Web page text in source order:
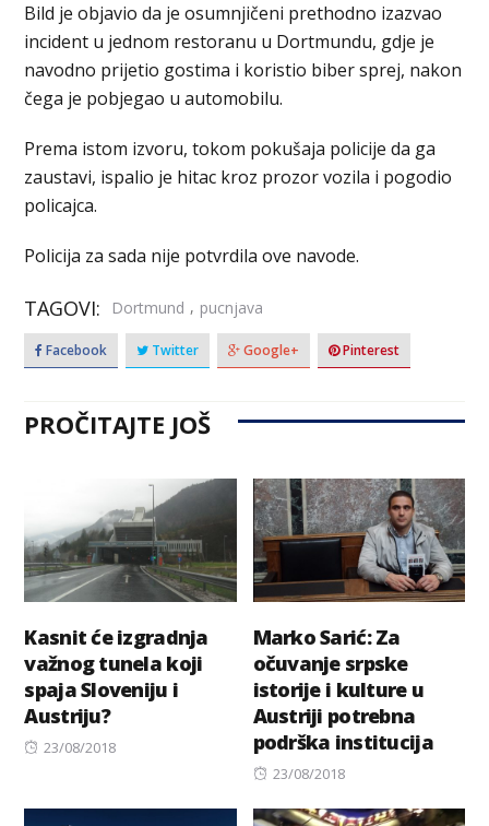
Bild je objavio da je osumnjičeni prethodno izazvao
incident u jednom restoranu u Dortmundu, gdje je
navodno prijetio gostima i koristio biber sprej, nakon
čega je pobjegao u automobilu.
Prema istom izvoru, tokom pokušaja policije da ga
zaustavi, ispalio je hitac kroz prozor vozila i pogodio
policajca.
Policija za sada nije potvrdila ove navode.
TAGOVI: Dortmund , pucnjava
Facebook Twitter Google+ Pinterest
PROČITAJTE JOŠ
Kasnit će izgradnja
važnog tunela koji
spaja Sloveniju i
Austriju?
Posted
23/08/2018
Marko Sarić: Za
očuvanje srpske
istorije i kulture u
Austriji potrebna
podrška institucija
Posted
23/08/2018